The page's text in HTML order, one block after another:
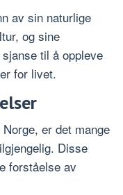
av sin naturlige
og sine
til å oppleve
for livet.
er det mange
Disse
forståelse av